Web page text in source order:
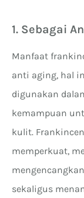
1. Sebagai
Manfaat
anti aging, hal
digunakan
kemampuan
kulit.
memperkuat,
sekaligus